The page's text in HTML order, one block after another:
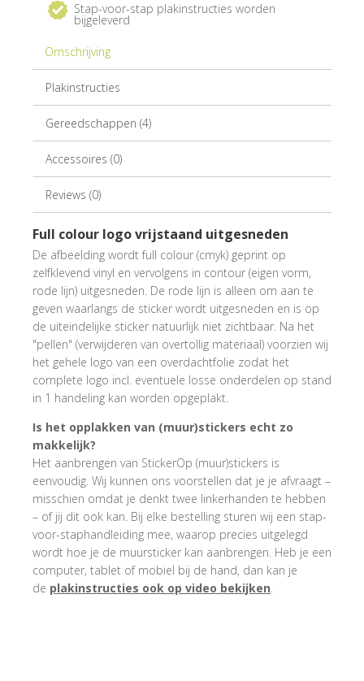
Stap-voor-stap plakinstructies worden
bijgeleverd
Omschrijving
Plakinstructies
Gereedschappen (4)
Accessoires (0)
Reviews (0)
Full colour logo vrijstaand uitgesneden
De afbeelding wordt full colour (cmyk) geprint op
zelfklevend vinyl en vervolgens in contour (eigen vorm,
rode lijn) uitgesneden. De rode lijn is alleen om aan te
geven waarlangs de sticker wordt uitgesneden en is op
de uiteindelijke sticker natuurlijk niet zichtbaar. Na het
"pellen" (verwijderen van overtollig materiaal) voorzien wij
het gehele logo van een overdachtfolie zodat het
complete logo incl. eventuele losse onderdelen op stand
in 1 handeling kan worden opgeplakt.
Is het opplakken van (muur)stickers echt zo
makkelijk?
Het aanbrengen van StickerOp (muur)stickers is
eenvoudig. Wij kunnen ons voorstellen dat je je afvraagt –
misschien omdat je denkt twee linkerhanden te hebben
– of jij dit ook kan. Bij elke bestelling sturen wij een stap-
voor-staphandleiding mee, waarop precies uitgelegd
wordt hoe je de muursticker kan aanbrengen. Heb je een
computer, tablet of mobiel bij de hand, dan kan je
de plakinstructies ook op video bekijken.